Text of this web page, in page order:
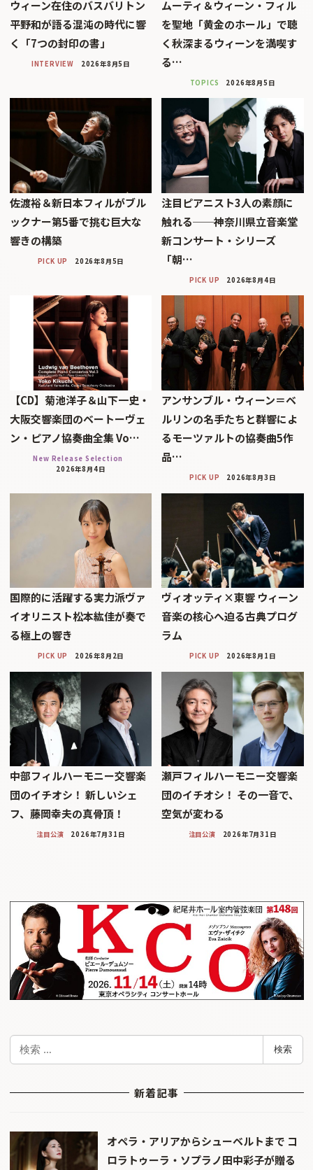
ウィーン在住のバスバリトン
平野和が語る混沌の時代に響
く「7つの封印の書」
INTERVIEW 2026年8月5日
ムーティ＆ウィーン・フィル
を聖地「黄金のホール」で聴
く秋深まるウィーンを満喫す
る…
TOPICS 2026年8月5日
佐渡裕＆新日本フィルがブル
ックナー第5番で挑む巨大な
響きの構築
PICK UP 2026年8月5日
注目ピアニスト3人の素顔に
触れる──神奈川県立音楽堂
新コンサート・シリーズ
「朝…
PICK UP 2026年8月4日
【CD】菊池洋子＆山下一史・
大阪交響楽団のベートーヴェ
ン・ピアノ協奏曲全集 Vo…
New Release Selection
2026年8月4日
アンサンブル・ウィーン＝ベ
ルリンの名手たちと群響によ
るモーツァルトの協奏曲5作
品…
PICK UP 2026年8月3日
国際的に活躍する実力派ヴァ
イオリニスト松本紘佳が奏で
る極上の響き
PICK UP 2026年8月2日
ヴィオッティ×東響 ウィーン
音楽の核心へ迫る古典プログ
ラム
PICK UP 2026年8月1日
中部フィルハーモニー交響楽
団のイチオシ！ 新しいシェ
フ、藤岡幸夫の真骨頂！
注目公演 2026年7月31日
瀬戸フィルハーモニー交響楽
団のイチオシ！ その一音で、
空気が変わる
注目公演 2026年7月31日
検
検索
新着記事
オペラ・アリアからシューベルトまで コ
ロラトゥーラ・ソプラノ田中彩子が贈る